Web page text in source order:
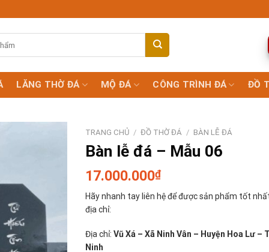
LĂNG THỜ ĐÁ MỘ ĐÁ CÔNG TRÌNH ĐÁ ĐỒ
TRANG CHỦ / ĐỒ THỜ ĐÁ / BÀN LỄ ĐÁ
Bàn lễ đá – Mẫu 06
17.000.000₫
Hãy nhanh tay liên hệ để được sản phẩm tốt
địa chỉ:
Địa chỉ: Vũ Xá – Xã Ninh Vân – Huyện Hoa Lư –
Ninh